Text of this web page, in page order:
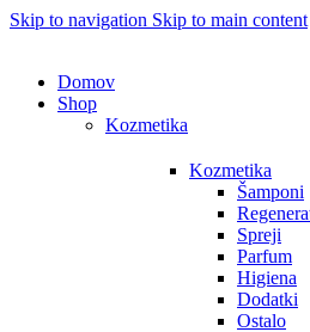
Skip to navigation Skip to main content
Domov
Shop
Kozmetika
Kozmetika
Šamponi
Spreji
Parfum
Higiena
Dodatki
Ostalo